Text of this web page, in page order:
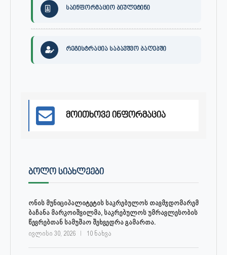
საინფორმაციო ბიულეტინი
რეგისტრაცია საბავშვო ბაღებში
მოითხოვე ინფორმაცია
ᲑᲝᲚᲝ ᲡᲘᲐᲮᲚᲔᲔᲑᲘ
ონის მუნიციპალიტეტის საკრებულოს თავმჯდომარემ
ბაჩანა მარკოიშვილმა, საკრებულოს უმრავლესობის
წევრებთან სამუშაო შეხვედრა გამართა.
ივლისი 30, 2026 10 ნახვა